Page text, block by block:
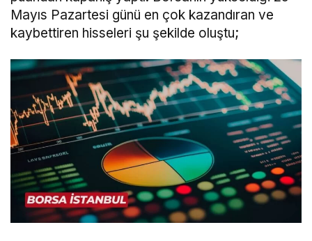
Mayıs Pazartesi günü en çok kazandıran ve
kaybettiren hisseleri şu şekilde oluştu;